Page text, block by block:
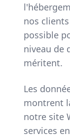
nos
possible
niveau de
méritent.
Les
montrent
notre site
services